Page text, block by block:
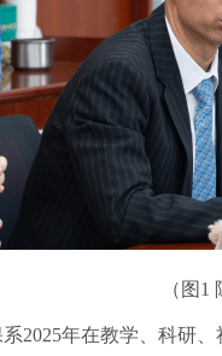
（图1
2025年在教学、科研